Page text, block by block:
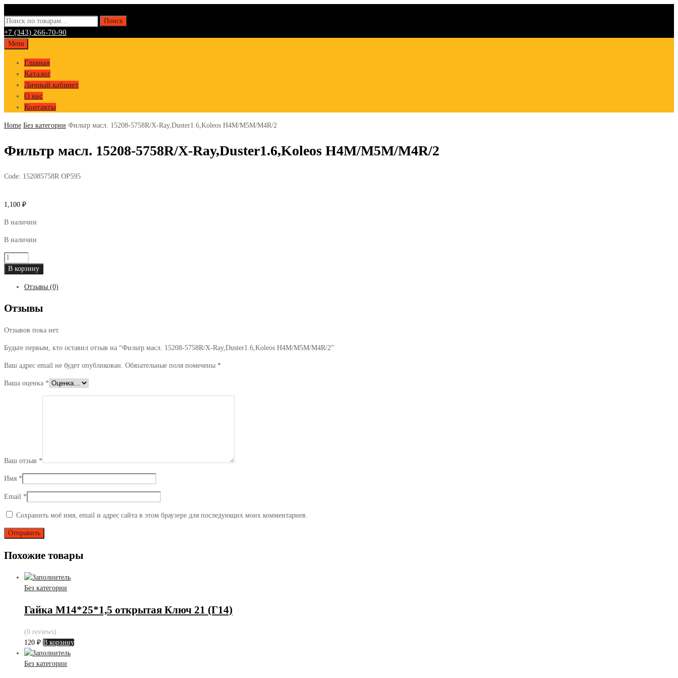
Искать: Поиск
+7 (343) 266-70-90
Skip
content
Menu
Главная
Каталог
Личный кабинет
О нас
Контакты
Home Без категории Фильтр масл. 15208-5758R/X-Ray,Duster1.6,Koleos H4M/M5M/M4R/2
Фильтр масл. 15208-5758R/X-Ray,Duster1.6,Koleos H4M/M5M/M4R/2
Code: 152085758R OP595
1,100 ₽
В наличии
В наличии
Количество
товара
масл.
5758R/X-
H4M/M5M/M4R/2
В корзину
Отзывы (0)
Отзывы
Отзывов пока нет.
Будьте первым, кто оставил отзыв на “Фильтр масл. 15208-5758R/X-Ray,Duster1.6,Koleos H4M/M5M/M4R/2”
Ваш адрес email не будет опубликован. Обязательные поля помечены *
Ваша оценка *
Ваш отзыв *
Имя *
Email *
Сохранить моё имя, email и адрес сайта в этом браузере для последующих моих комментариев.
Похожие товары
Без категории
Гайка М14*25*1,5 открытая Ключ 21 (Г14)
(0 reviews)
120 ₽ В корзину
Без категории